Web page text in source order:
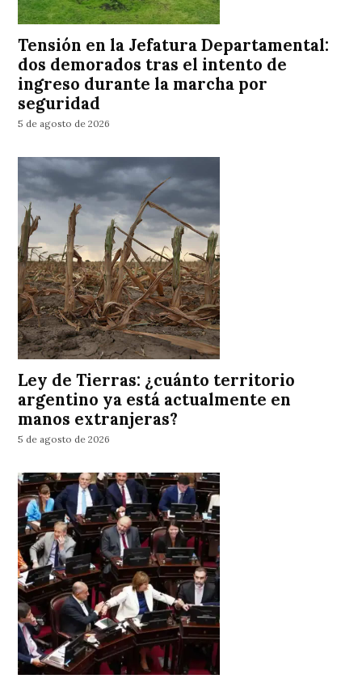
Tensión en la Jefatura Departamental:
dos demorados tras el intento de
ingreso durante la marcha por
seguridad
5 de agosto de 2026
Ley de Tierras: ¿cuánto territorio
argentino ya está actualmente en
manos extranjeras?
5 de agosto de 2026